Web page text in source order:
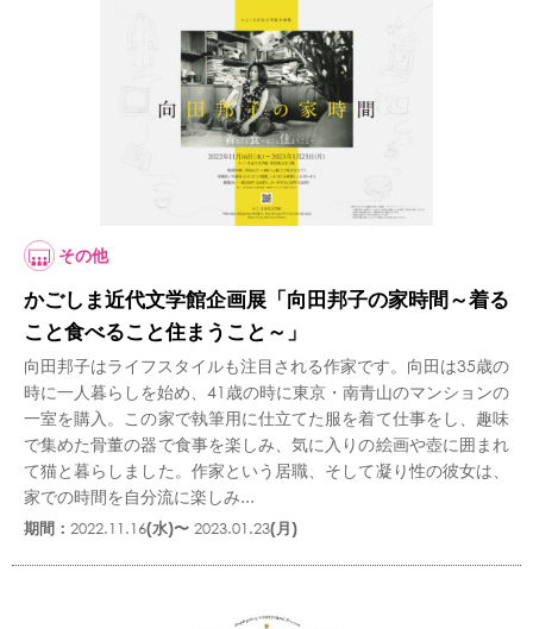
その他
かごしま近代文学館企画展「向田邦子の家時間～着る
こと食べること住まうこと～」
向田邦子はライフスタイルも注目される作家です。向田は35歳の
時に一人暮らしを始め、41歳の時に東京・南青山のマンションの
一室を購入。この家で執筆用に仕立てた服を着て仕事をし、趣味
で集めた骨董の器で食事を楽しみ、気に入りの絵画や壺に囲まれ
て猫と暮らしました。作家という居職、そして凝り性の彼女は、
家での時間を自分流に楽しみ...
期間： 2022.11.16(水)〜 2023.01.23(月)